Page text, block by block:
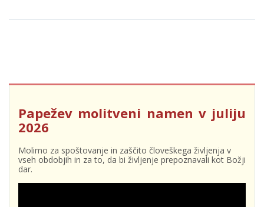
Papežev molitveni namen v juliju
2026
Molimo za spoštovanje in zaščito človeškega življenja v
vseh obdobjih in za to, da bi življenje prepoznavali kot Božji
dar.